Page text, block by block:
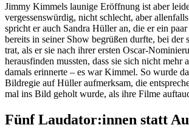
Jimmy Kimmels launige Eröffnung ist aber
vergessenswürdig, nicht schlecht, aber
spricht er auch Sandra Hüller an, die er ein
bereits in seiner Show begrüßen durfte, bei der
trat, als er sie nach ihrer ersten Oscar-
herausfinden mussten, dass sie sich nicht mehr
damals erinnerte – es war Kimmel. So wurde
Bildregie auf Hüller aufmerksam, die
mal ins Bild geholt wurde, als ihre Filme
Fünf Laudator:innen statt